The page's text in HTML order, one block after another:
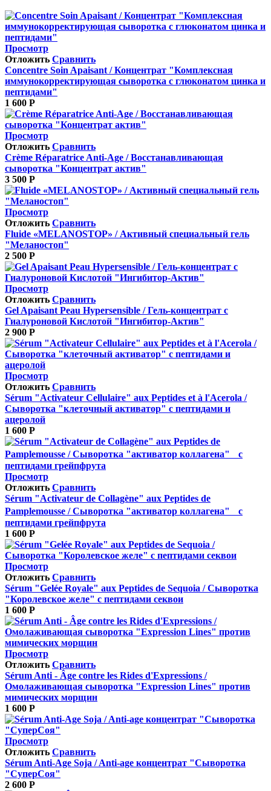
Просмотр
Отложить Сравнить
Concentre Soin Apaisant / Концентрат "Комплексная
иммунокорректирующая сыворотка c глюконатом цинка и
пептидами"
1 600 Р
Просмотр
Отложить Сравнить
Crème Réparatrice Anti-Age / Восстанавливающая
сыворотка "Концентрат актив"
3 500 Р
Просмотр
Отложить Сравнить
Fluide «MELANOSTOP» / Активный специальный гель
"Меланостоп"
2 500 Р
Просмотр
Отложить Сравнить
Gel Apaisant Peau Hypersensible / Гель-концентрат с
Гиалуроновой Кислотой "Ингибитор-Актив"
2 900 Р
Просмотр
Отложить Сравнить
Sérum "Activateur Cellulaire" aux Peptides et à l'Acerola /
Сыворотка "клеточный активатор" с пептидами и
ацеролой
1 600 Р
Просмотр
Отложить Сравнить
Sérum "Activateur de Collagène" aux Peptides de
Pamplemousse / Сыворотка "активатор коллагена" с
пептидами грейпфрута
1 600 Р
Просмотр
Отложить Сравнить
Sérum "Gelée Royale" aux Peptides de Sequoia / Сыворотка
"Королевское желе" с пептидами секвои
1 600 Р
Просмотр
Отложить Сравнить
Sérum Anti ‐ Âge contre les Rides d'Expressions /
Омолаживающая сыворотка "Expression Lines" против
мимических морщин
1 600 Р
Просмотр
Отложить Сравнить
Sérum Anti-Age Soja / Anti-age концентрат "Сыворотка
"СуперСоя"
2 600 Р